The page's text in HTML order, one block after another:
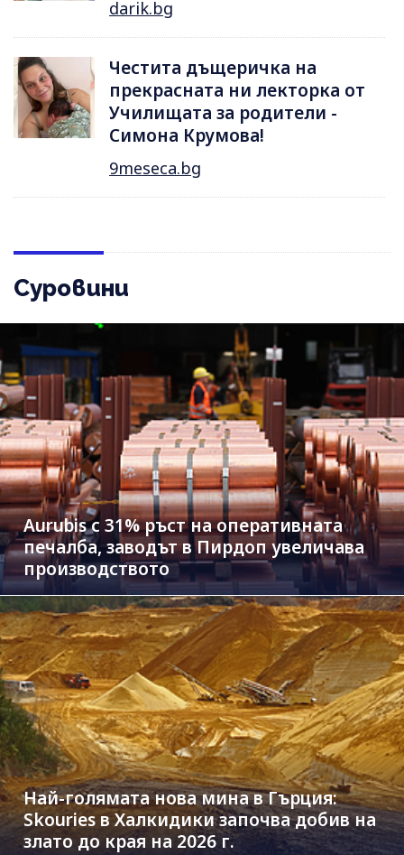
darik.bg
Честита дъщеричка на
прекрасната ни лекторка от
Училищата за родители -
Симона Крумова!
9meseca.bg
Суровини
Aurubis с 31% ръст на оперативната
печалба, заводът в Пирдоп увеличава
производството
Най-голямата нова мина в Гърция:
Skouries в Халкидики започва добив на
злато до края на 2026 г.